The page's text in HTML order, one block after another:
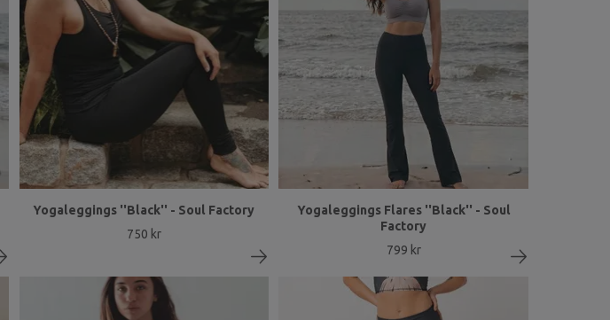
Yogaleggings ''Black'' - Soul Factory
750 kr
Yogaleggings Flares ''Black'' - Soul
Factory
799 kr